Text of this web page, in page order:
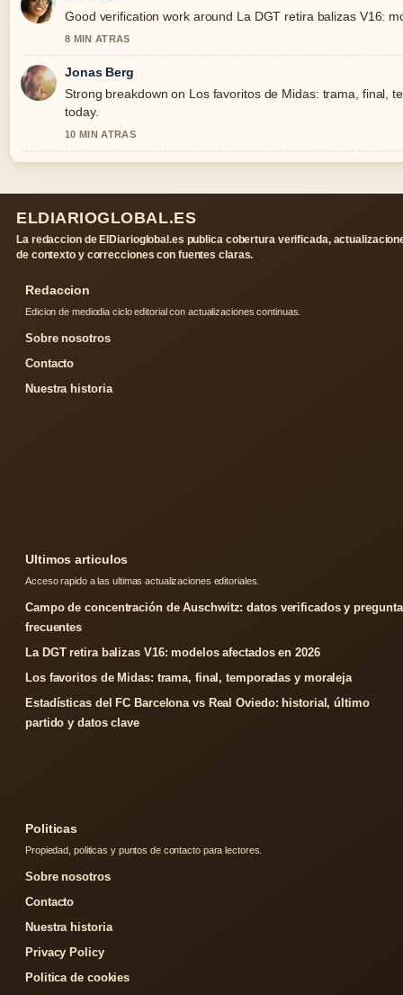
Good verification work around La DGT retira balizas V16:
8 MIN ATRAS
Jonas Berg
Strong breakdown on Los favoritos de Midas: trama, final,
today.
10 MIN ATRAS
ELDIARIOGLOBAL.ES
La redaccion de ElDiarioglobal.es publica cobertura verificada,
de contexto y correcciones con fuentes claras.
Redaccion
Edicion de mediodia ciclo editorial con actualizaciones continuas.
Sobre nosotros
Contacto
Nuestra historia
Ultimos articulos
Acceso rapido a las ultimas actualizaciones editoriales.
Campo de concentración de Auschwitz: datos verificados y
frecuentes
La DGT retira balizas V16: modelos afectados en 2026
Los favoritos de Midas: trama, final, temporadas y moraleja
Estadísticas del FC Barcelona vs Real Oviedo: historial, último
partido y datos clave
Politicas
Propiedad, politicas y puntos de contacto para lectores.
Sobre nosotros
Contacto
Nuestra historia
Privacy Policy
Politica de cookies